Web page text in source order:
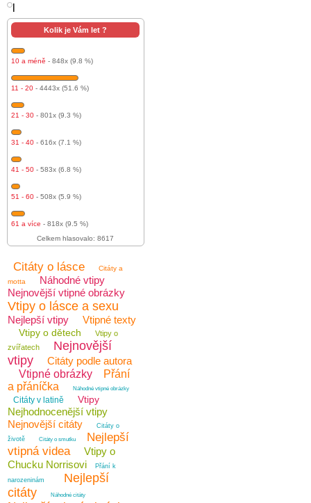
Kolik je Vám let ?
10 a méně - 848x (9.8 %)
11 - 20 - 4443x (51.6 %)
21 - 30 - 801x (9.3 %)
31 - 40 - 616x (7.1 %)
41 - 50 - 583x (6.8 %)
51 - 60 - 508x (5.9 %)
61 a více - 818x (9.5 %)
Celkem hlasovalo: 8617
Citáty o lásce
Citáty a
motta
Náhodné vtipy
Nejnovější vtipné obrázky
Vtipy o lásce a sexu
Nejlepší vtipy Vtipné texty
Vtipy o dětech
Vtipy o
zvířatech
Nejnovější
vtipy
Citáty podle autora
Vtipné obrázky
Přání
a přáníčka
Náhodné vtipné obrázky
Citáty v latině Vtipy
Nejhodnocenější vtipy
Nejnovější citáty
Citáty o
životě
Citáty o smutku
Nejlepší
vtipná videa
Vtipy o
Chucku Norrisovi
Přání k
narozeninám
Nejlepší
citáty
Náhodné citáty